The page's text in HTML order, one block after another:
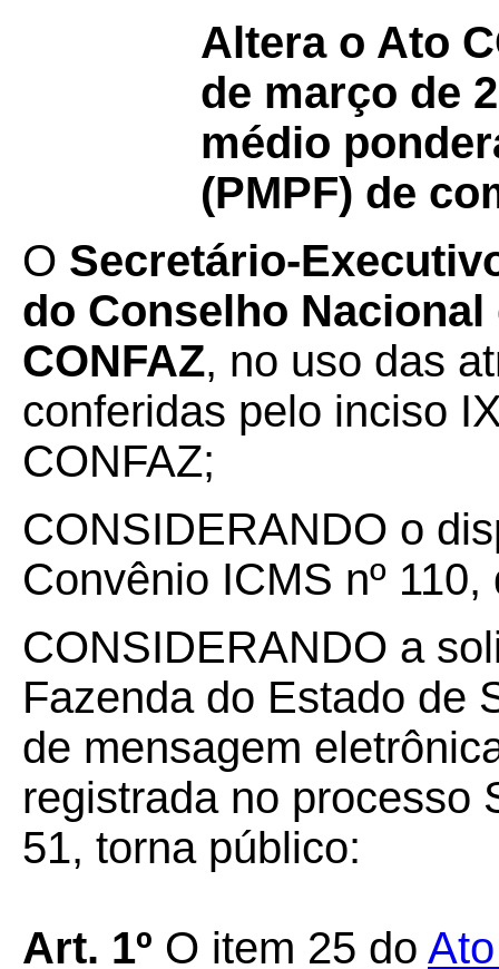
Altera o Ato
de março de
médio
(PMPF) de
O Secretário-
do Conselho
CONFAZ, no uso das
conferidas pelo inciso
CONFAZ;
CONSIDERANDO o
Convênio ICMS nº
CONSIDERANDO a
Fazenda do Estado de
de mensagem
registrada no processo
51, torna público:
Art. 1º O item 25 do